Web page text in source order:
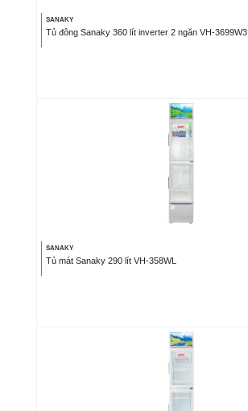
SANAKY
Tủ đông Sanaky 360 lít inverter 2 ngăn VH-3699W3
SANAKY
Tủ mát Sanaky 290 lít VH-358WL